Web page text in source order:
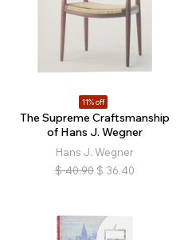
11% off
The Supreme Craftsmanship
of Hans J. Wegner
Hans J. Wegner
$ 40.90 $ 36.40